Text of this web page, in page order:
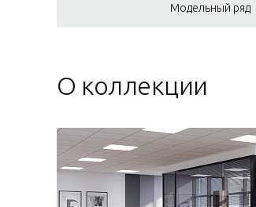
Модельный ряд
О коллекции